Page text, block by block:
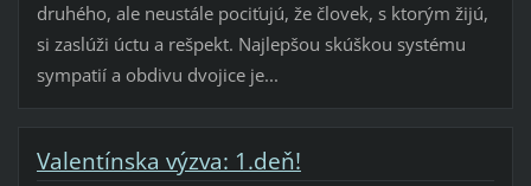
druhého, ale neustále pociťujú, že človek, s ktorým žijú,
si zaslúži úctu a rešpekt. Najlepšou skúškou systému
sympatií a obdivu dvojice je...
Valentínska výzva: 1.deň!